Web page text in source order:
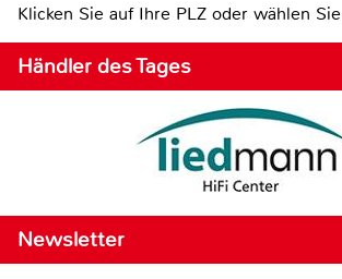
Klicken Sie auf Ihre PLZ oder wählen
Händler des Tages
Newsletter